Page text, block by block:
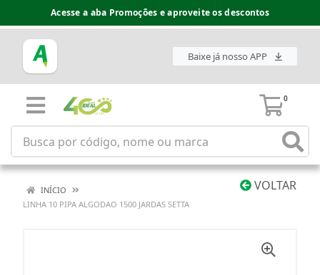
Acesse a aba Promoções e aproveite os descontos
Baixe já nosso APP
0
VOLTAR
INÍCIO
LINHA 10 PIPA ALGODAO 1500 JARDAS SETTA